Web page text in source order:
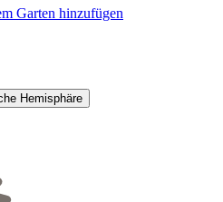
Garten hinzufügen
Hemisphäre